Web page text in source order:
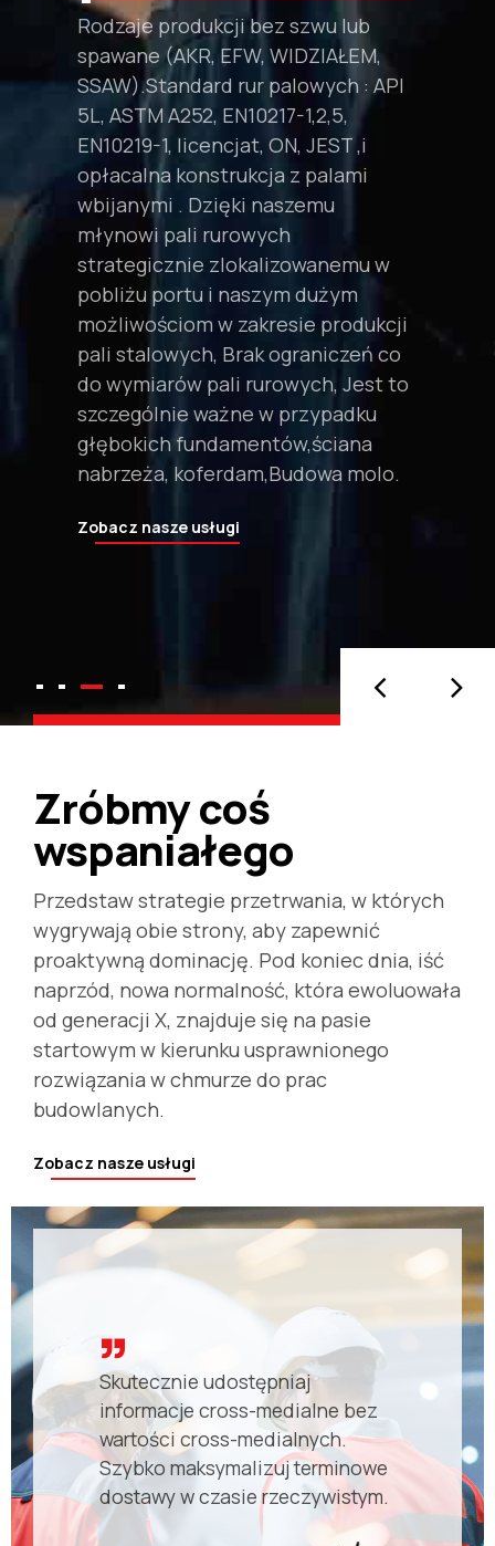
klientów . Niestandardowa rura &
Fabryka ma pod ręką i łatwo
dostępne różne materiały
konstrukcyjne studni. Dziedzictwo
wysokiej jakości standardu
energetycznego i ekranu
szczelinowego ,Obudowa
szczelinowa,Ekran gniazda
mostkowego,Wstępnie zapakowany
ekran dobrze,Opracowano produkty
do kompozytowych ekranów
kontrolujących piasek,
przetestowany, i produkowane w
Abter Steel.
Więcej ekranu & Produkty szczelinowe
Rura ekranowa z drutu wodnego
jest również nazywana rurą
ekranową odwadniającą, Ekran filtra
ze stali nierdzewnej, Ekran z drutu
V, Johnson, tak, rurka ekranowa,
Rurka ekranująca z raną, Rura
ekranowana owinięta drutem, Rura
ekranowana z drutu klinowego,
Ekran szczelinowy z kontrolą
piasku.
Zobacz rozwiązania
Rodzaje produkcji bez szwu lub
spawane (AKR, EFW, WIDZIAŁEM,
SSAW).Standard rur palowych : API
5L, ASTM A252, EN10217-1,2,5,
EN10219-1, licencjat, ON, JEST ,i
opłacalna konstrukcja z palami
wbijanymi . Dzięki naszemu
młynowi pali rurowych
strategicznie zlokalizowanemu w
pobliżu portu i naszym dużym
możliwościom w zakresie produkcji
pali stalowych, Brak ograniczeń co
do wymiarów pali rurowych, Jest to
szczególnie ważne w przypadku
głębokich fundamentów,ściana
nabrzeża, koferdam,Budowa molo.
Zobacz nasze usługi
Zakrzywione kolano rurowe
kratownicowe: Gięcie rur na
zamówienie zapewnia elastyczność
i precyzję niezbędną w przypadku
prostych projektów i złożonych
zastosowań. Nasi doświadczeni
estymatorzy będą współpracować
z Tobą, aby zapewnić największy
uzysk materiału przy jak
najmniejszej ilości odpadów. Mogą
udzielić fachowej porady na temat
tego, jak dobrze można zakrzywić
dany przekrój, aby mieć pewność,
że spełni on Twoje oczekiwania.
Zobacz wycenę projektu
Zróbmy coś
wspaniałego
Przedstaw strategie przetrwania, w których
wygrywają obie strony, aby zapewnić
proaktywną dominację. Pod koniec dnia, iść
naprzód, nowa normalność, która ewoluowała
od generacji X, znajduje się na pasie
startowym w kierunku usprawnionego
rozwiązania w chmurze do prac
budowlanych.
Zobacz nasze usługi
Skutecznie udostępniaj
informacje cross-medialne bez
wartości cross-medialnych.
Szybko maksymalizuj terminowe
dostawy w czasie rzeczywistym.